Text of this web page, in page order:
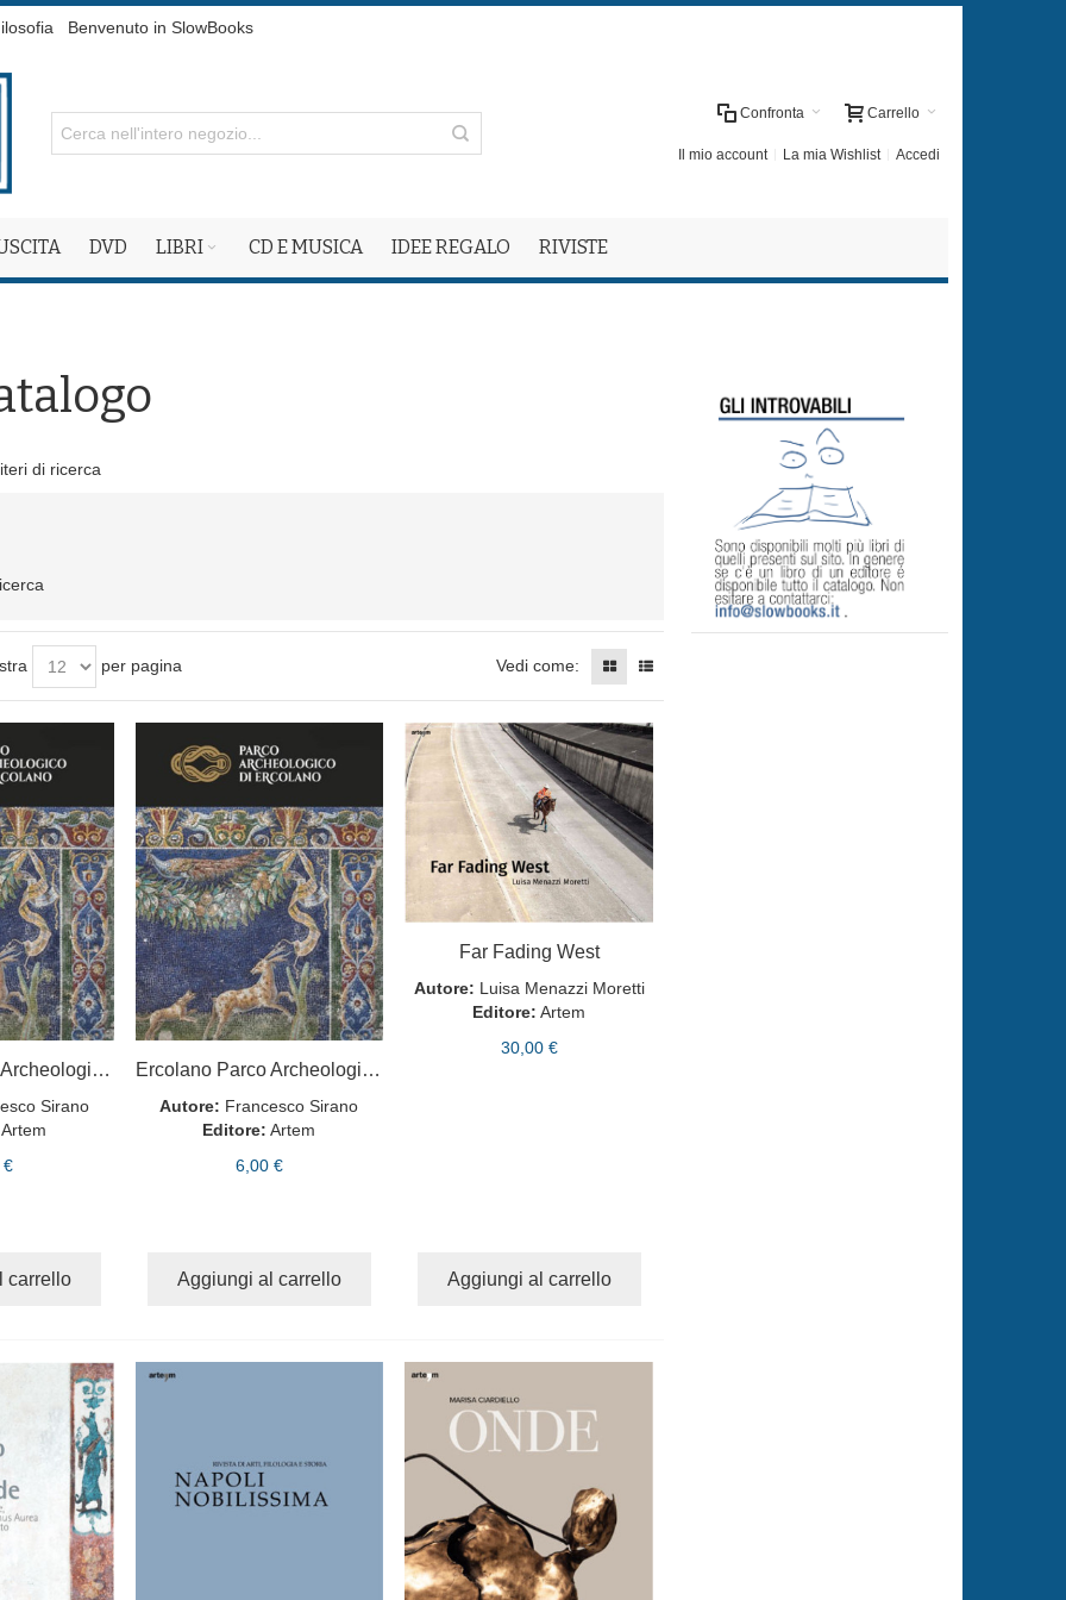
Benvenuto in SlowBooks
Carrello
Confronta
Il mio account La mia Wishlist Accedi
DVD LIBRI CD E MUSICA IDEE REGALO RIVISTE
di ricerca
per pagina Vedi come:
Ercolano Parco Archeologico DE
Sirano
Artem
€
carrello
Ercolano Parco Archeologico ES
Autore: Francesco Sirano
Editore: Artem
6,00 €
Aggiungi al carrello
Far Fading West
Autore: Luisa Menazzi Moretti
Editore: Artem
30,00 €
Aggiungi al carrello